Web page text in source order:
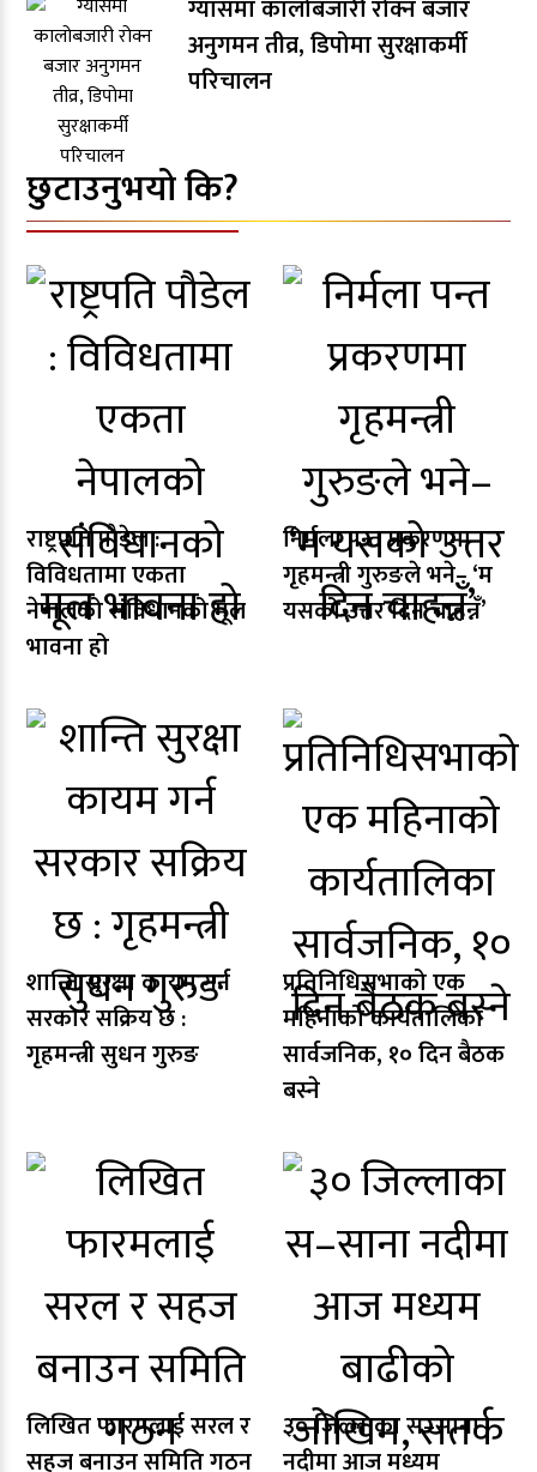
ग्यासमा कालोबजारी रोक्न बजार
अनुगमन तीव्र, डिपोमा सुरक्षाकर्मी
परिचालन
छुटाउनुभयो कि?
राष्ट्रपति पौडेल :
विविधतामा एकता
नेपालको संविधानको मूल
भावना हो
निर्मला पन्त प्रकरणमा
गृहमन्त्री गुरुङले भने– ‘म
यसको उत्तर दिन चाहन्नँ’
शान्ति सुरक्षा कायम गर्न
सरकार सक्रिय छ :
गृहमन्त्री सुधन गुरुङ
प्रतिनिधिसभाको एक
महिनाको कार्यतालिका
सार्वजनिक, १० दिन बैठक
बस्ने
लिखित फारमलाई सरल र
सहज बनाउन समिति गठन
३० जिल्लाका स–साना
नदीमा आज मध्यम